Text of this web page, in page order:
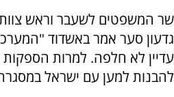
שר המשפטים לשעבר וראש
גדעון סער אמר באשדוד
עדיין לא חלפה. למרות
להבנות למען עם ישראל